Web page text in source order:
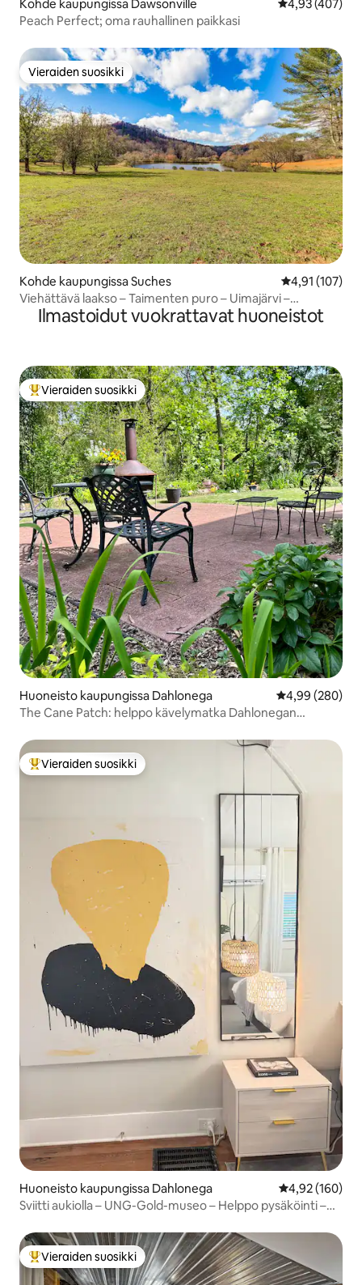
Kohde kaupungissa Dawsonville
4,93 (407)
Peach Perfect; oma rauhallinen paikkasi
Vieraiden suosikki
Vieraiden suosikki
Kohde kaupungissa Suches
4,91 (107)
Viehättävä laakso – Taimenten puro – Uimajärvi –
Hevonen
Ilmastoidut vuokrattavat huoneistot
Vieraiden suosikkien parhaimmistoa
Vieraiden suosikki
Huoneisto kaupungissa Dahlonega
4,99 (280)
The Cane Patch: helppo kävelymatka Dahlonegan
Vieraiden suosikkien parhaimmistoa
Vieraiden suosikki
Huoneisto kaupungissa Dahlonega
4,92 (160)
Sviitti aukiolla – UNG-Gold-museo – Helppo pysäköinti –
Vieraiden suosikkien parhaimmistoa
Vieraiden suosikki